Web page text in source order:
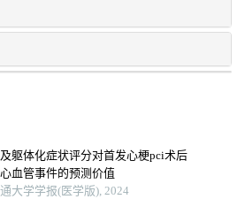
躯体化症状评分对首发心梗pci术后
血管事件的预测价值
大学学报(医学版), 2024